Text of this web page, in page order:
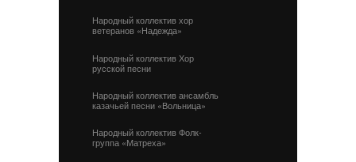
Народный коллектив хор
ветеранов «Надежда»
Народный коллектив Хор
русской песни
Народный коллектив ансамбль
казачьей песни «Вольница»
Народный коллектив Фолк-
группа «Матреха»